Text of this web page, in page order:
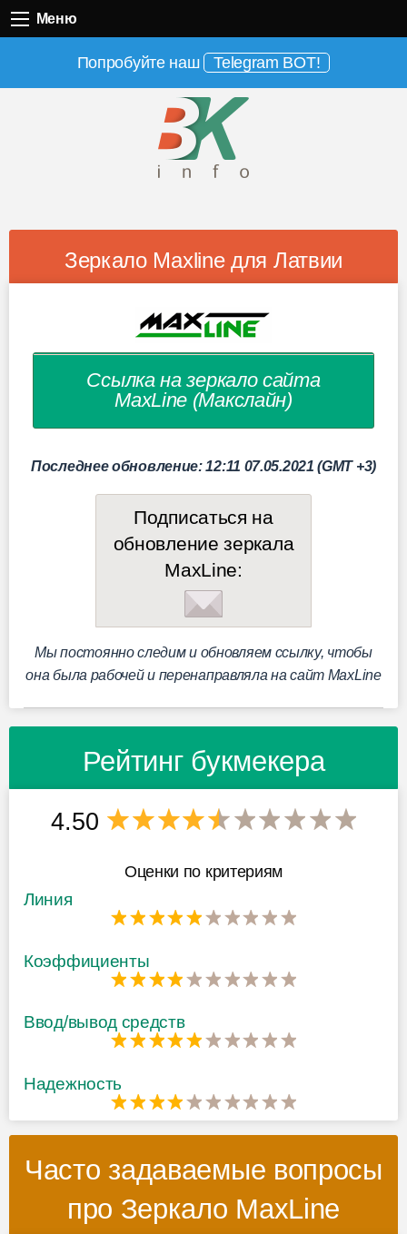
Меню
Попробуйте наш Telegram BOT!
Зеркало Maxline для Латвии
Ссылка на зеркало сайта
MaxLine (Макслайн)
Последнее обновление: 12:11 07.05.2021 (GMT +3)
Подписаться на
обновление зеркала
MaxLine:
Мы постоянно следим и обновляем ссылку, чтобы
она была рабочей и перенаправляла на сайт MaxLine
Рейтинг букмекера
4.50
Оценки по критериям
Линия
Коэффициенты
Ввод/вывод средств
Надежность
Часто задаваемые вопросы
про Зеркало MaxLine